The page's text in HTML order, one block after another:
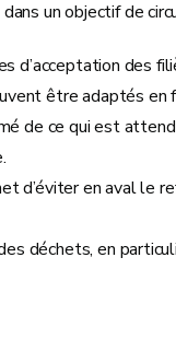
un objectif de
d’acceptation des
être adaptés en
de ce qui est
d’éviter en aval
déchets, en